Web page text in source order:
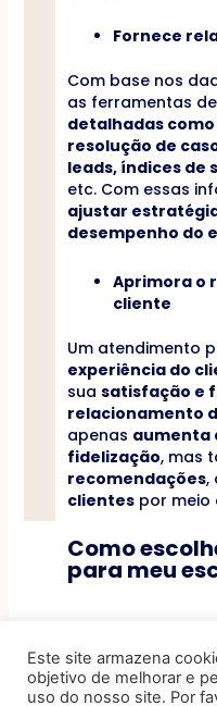
Fornece
Com base nos
as ferramentas
detalhadas
resolução de
leads, índices de
etc. Com essas
ajustar
desempenho do
Aprimora o
cliente
Um atendimento
experiência do
sua satisfação e
relacionamento
apenas aumenta
fidelização, mas
recomendações,
clientespor meio
Como
para meu
conta antes de
o seu escritório.
Este site armazena
objetivo de melhorar e
uso do nosso site. Por